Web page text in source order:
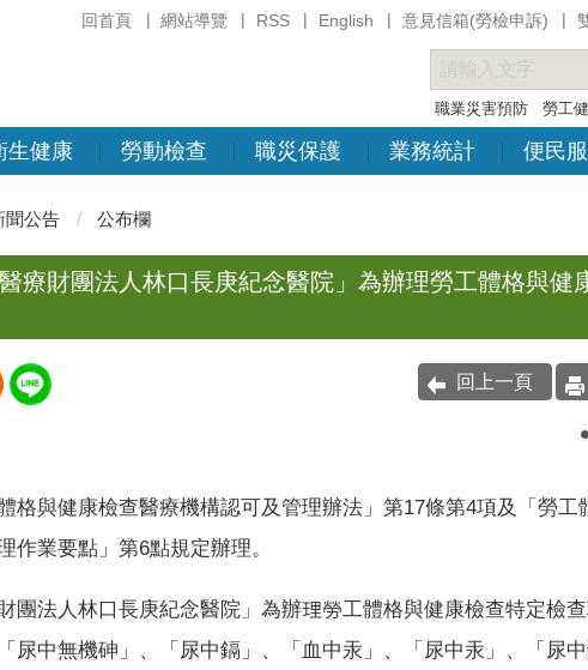
回首頁 網站導覽 RSS English 意見信箱(勞檢申訴)
職業災害預防 勞工
生健康 勞動檢查 職災保護 業務統計 便民
聞公告 公布欄
療財團法人林口長庚紀念醫院」為辦理勞工體格與健
回上一頁
格與健康檢查醫療機構認可及管理辦法」第17條第4項及「勞
作業要點」第6點規定辦理。
團法人林口長庚紀念醫院」為辦理勞工體格與健康檢查特定檢
尿中無機砷」、「尿中鎘」、「血中汞」、「尿中汞」、「尿